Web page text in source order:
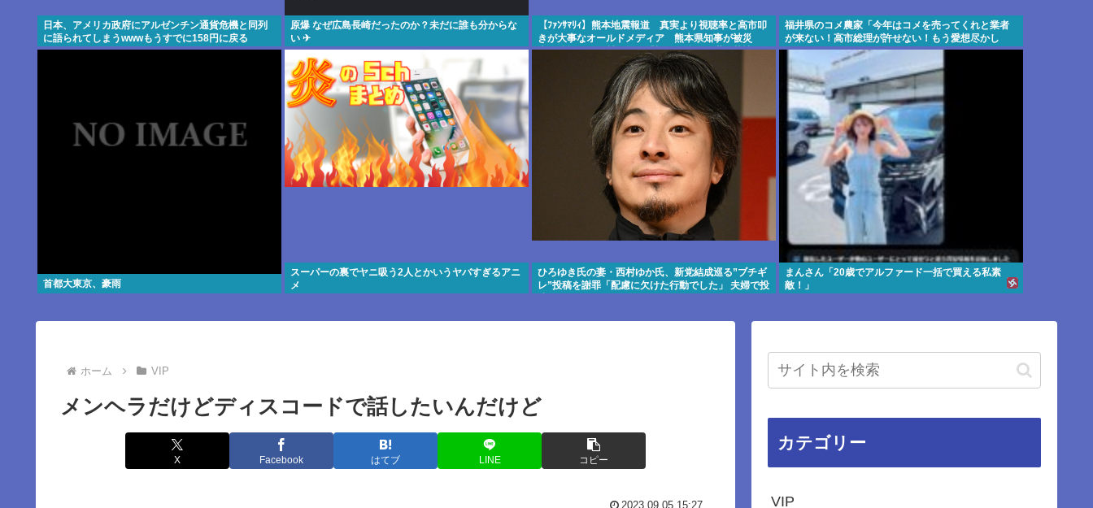
日本、アメリカ政府にアルゼンチン通貨危機と同列
に語られてしまうwwwもうすでに158円に戻る
原爆 なぜ広島長崎だったのか？未だに誰も分からな
い ✈
【ﾌｧﾝｻﾏﾘｨ】熊本地震報道 真実より視聴率と高市叩
きが大事なオールドメディア 熊本県知事が被災
者・遺族への取材に怒り「極めて強い不満、苦情が
福井県のコメ農家「今年はコメを売ってくれと業者
が来ない！高市総理が許せない！もう愛想尽かし
た！！！」
首都大東京、豪雨
スーパーの裏でヤニ吸う2人とかいうヤバすぎるアニ
メ
ひろゆき氏の妻・西村ゆか氏、新党結成巡る”ブチギ
レ”投稿を謝罪「配慮に欠けた行動でした」 夫婦で投
まんさん「20歳でアルファード一括で買える私素
敵！」
ホーム VIP
メンヘラだけどディスコードで話したいんだけど
X Facebook はてブ LINE コピー
2023.09.05 15:27
カテゴリー
VIP